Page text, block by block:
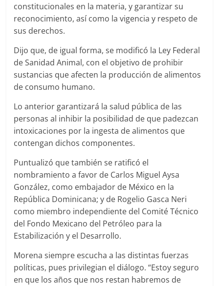
constitucionales en la materia, y garantizar su
reconocimiento, así como la vigencia y respeto de
sus derechos.
Dijo que, de igual forma, se modificó la Ley Federal
de Sanidad Animal, con el objetivo de prohibir
sustancias que afecten la producción de alimentos
de consumo humano.
Lo anterior garantizará la salud pública de las
personas al inhibir la posibilidad de que padezcan
intoxicaciones por la ingesta de alimentos que
contengan dichos componentes.
Puntualizó que también se ratificó el
nombramiento a favor de Carlos Miguel Aysa
González, como embajador de México en la
República Dominicana; y de Rogelio Gasca Neri
como miembro independiente del Comité Técnico
del Fondo Mexicano del Petróleo para la
Estabilización y el Desarrollo.
Morena siempre escucha a las distintas fuerzas
políticas, pues privilegian el diálogo. “Estoy seguro
en que los años que nos restan habremos de